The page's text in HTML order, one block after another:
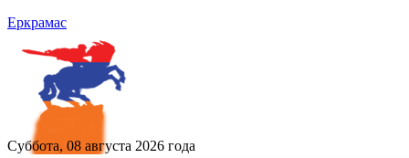
Еркрамас
Суббота, 08 августа 2026 года